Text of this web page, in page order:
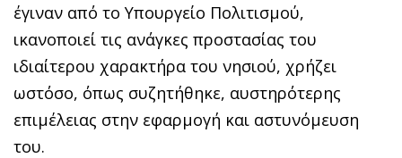
έγιναν από το Υπουργείο Πολιτισμού,
ικανοποιεί τις ανάγκες προστασίας του
ιδιαίτερου χαρακτήρα του νησιού, χρήζει
ωστόσο, όπως συζητήθηκε, αυστηρότερης
επιμέλειας στην εφαρμογή και αστυνόμευση
του.